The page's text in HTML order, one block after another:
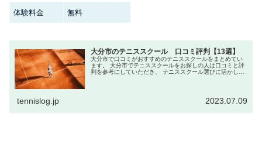
体験料金 無料
大分市のテニススクール 口コミ評判【13選】
大分市で口コミがおすすめのテニススクールをまとめてい
ます。 大分市でテニススクールをお探しの人は口コミと評
判を参考にしていただき、 テニススクール選びに活かして
tennislog.jp 2023.07.09